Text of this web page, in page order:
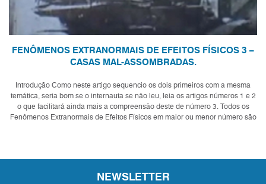
FENÔMENOS EXTRANORMAIS DE EFEITOS FÍSICOS 3 –
CASAS MAL-ASSOMBRADAS.
Introdução Como neste artigo sequencio os dois primeiros com a mesma
temática, seria bom se o internauta se não leu, leia os artigos números 1 e 2
o que facilitará ainda mais a compreensão deste de número 3. Todos os
Fenômenos Extranormais de Efeitos Físicos em maior ou menor número são
NEWSLETTER